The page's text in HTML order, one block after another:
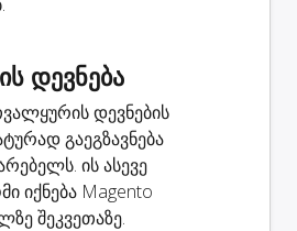
დევნება
დევნების
გაეგზავნება
ის ასევე
იქნება Magento
შეკვეთაზე.